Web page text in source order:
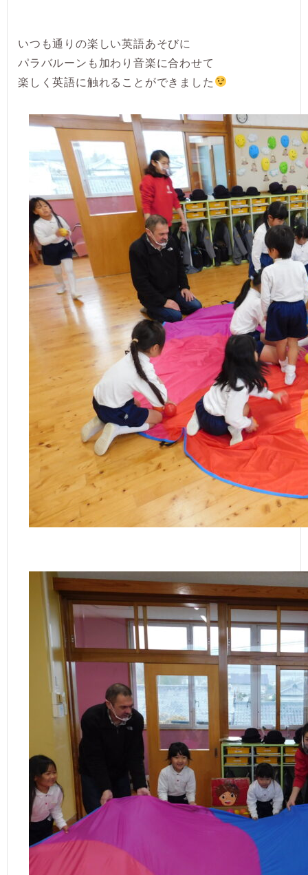
いつも通りの楽しい英語あそびに
パラバルーンも加わり音楽に合わせて
楽しく英語に触れることができました